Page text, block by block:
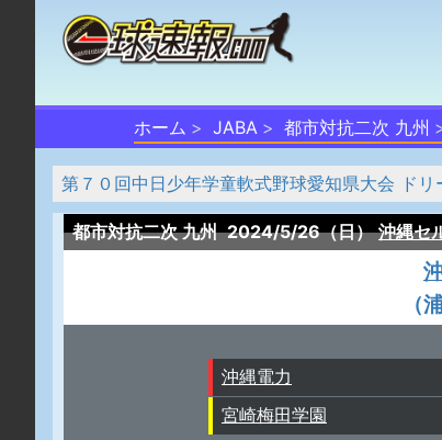
ホーム JABA 都市対抗二次 九州
第７０回中日少年学童軟式野球愛知県大会 ドリ
都市対抗二次 九州 2024/5/26（日） 沖縄セ
（
沖縄電力
宮崎梅田学園